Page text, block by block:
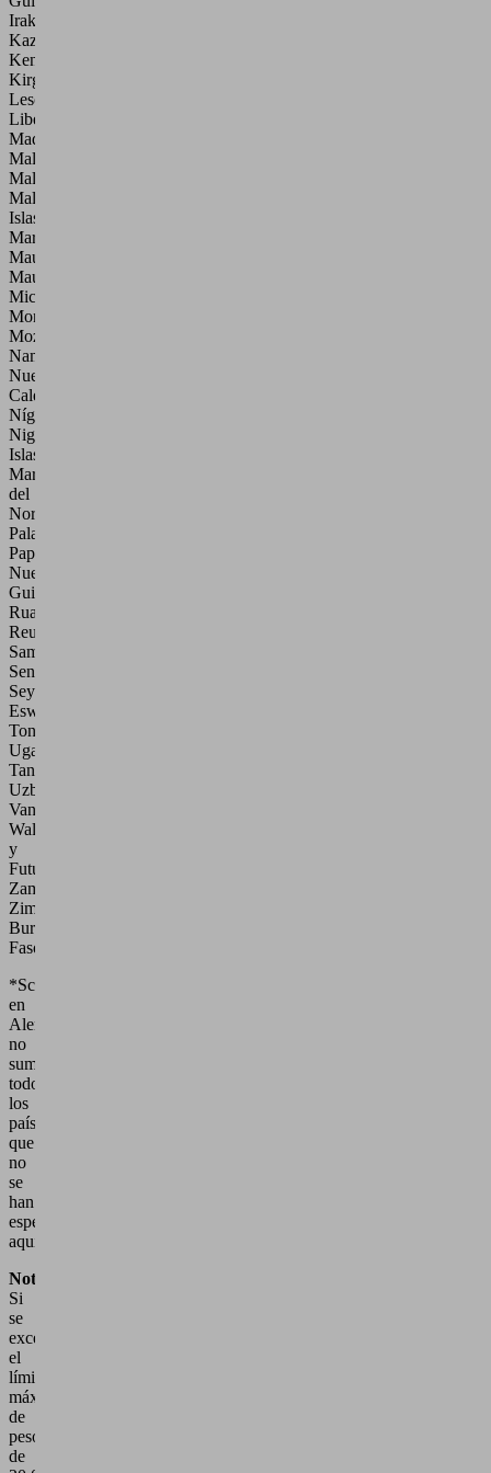
Irak,
Kazajistán,
Kenia,
Kirguistán,
Lesoto,
Liberia,
Madagascar,
Malaui,
Maldivas,
Malí,
Islas
Marshall,
Mauritania,
Mauricio,
Micronesia,
Mongolia,
Mozambique,
Namibia,
Nueva
Caledonia,
Níger,
Nigeria,
Islas
Marianas
del
Norte,
Palau,
Papúa
Nueva
Guinea,
Ruanda,
Reunión,
Samoa,
Senegal,
Seychelles,
Eswatini,
Tonga,
Uganda,
Tanzania,
Uzbekistán,
Vanuatu,
Wallis
y
Futuna,
Zambia,
Zimbabue,
Burkina
Faso
*Schmalz
en
Alemania
no
suministrará
todos
los
países
que
no
se
han
especificado
aquí.
Nota:
Si
se
excede
el
límite
máximo
de
peso
de